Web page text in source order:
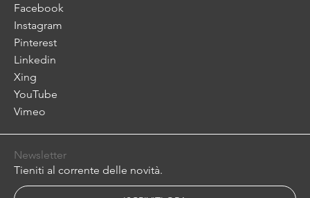
Facebook
Instagram
Pinterest
Linkedin
Xing
YouTube
Vimeo
Newsletter
Tieniti al corrente delle novità.